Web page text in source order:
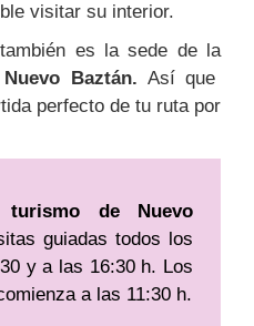
visitar su interior.
es la sede de la
Baztán. Así que
perfecto de tu ruta por
de Nuevo
guiadas todos los
y a las 16:30 h. Los
a las 11:30 h.